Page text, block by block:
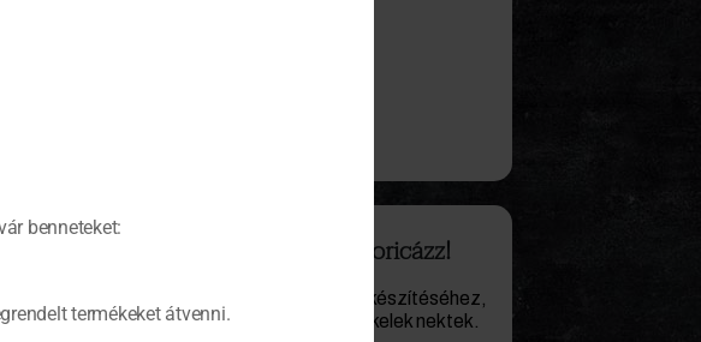
Kolbásszal töltött sütőtök: így kukoricázz!
Remélem, kedvet kaptok a töltött sütőtök elkészítéséhez,
itt elolvashatjátok a receptjét, képet is mellékelek nektek.
benneteket:
termékeket átvenni.